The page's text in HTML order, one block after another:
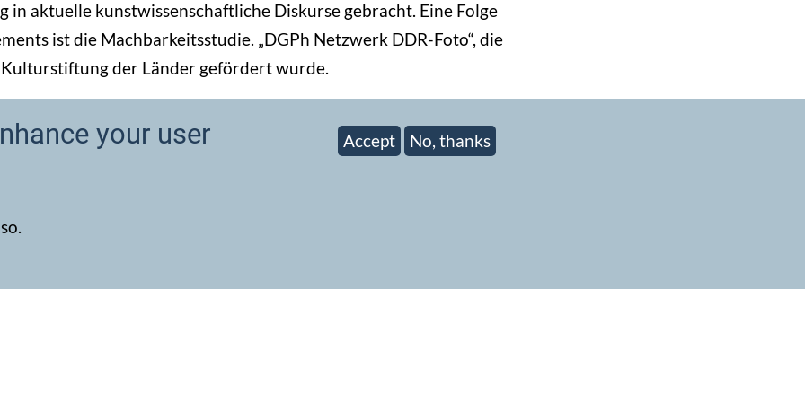
in aktuelle kunstwissenschaftliche Diskurse gebracht. Eine Folge
ist die Machbarkeitsstudie. „DGPh Netzwerk DDR-Foto“, die
der Länder gefördert wurde.
your user
Accept No, thanks